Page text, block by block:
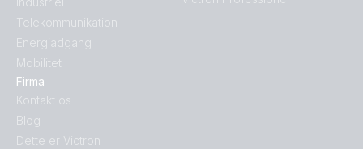
Telekommunikation
Energiadgang
Mobilitet
Firma
Kontakt os
Blog
Dette er Victron